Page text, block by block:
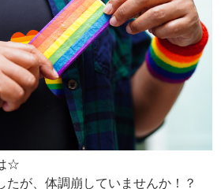
☆
たが、体調崩していませんか！？